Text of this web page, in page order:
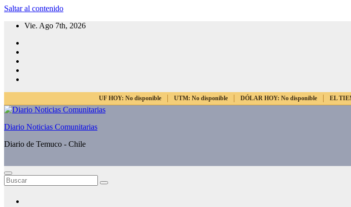
Saltar al contenido
Vie. Ago 7th, 2026
UF HOY: No disponible UTM: No disponible DÓLAR HOY: No disponible EL
Diario Noticias Comunitarias
Diario de Temuco - Chile